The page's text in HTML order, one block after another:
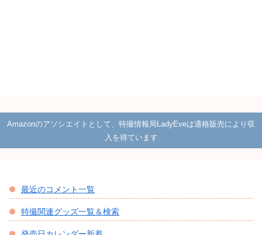
Amazonのアソシエイトとして、特撮情報局LadyEveは適格販売により収
入を得ています
最近のコメント一覧
特撮関連グッズ一覧＆検索